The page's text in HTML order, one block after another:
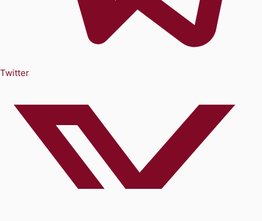
Twitter